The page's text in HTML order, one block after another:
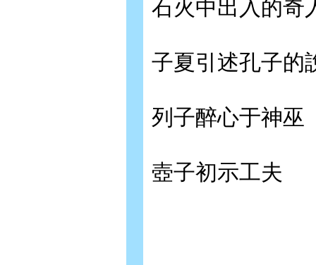
石火中出入的奇
子夏引述孔子的
列子醉心于神巫
壺子初示工夫